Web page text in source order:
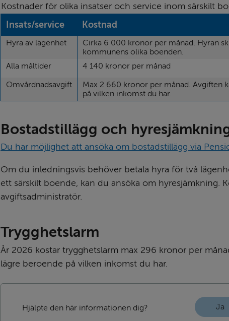
Kostnader för olika insatser och service inom särskilt
Insats/service
Kostnad
Hyra av lägenhet
Cirka 6 000 kronor per månad. Hyran
kommunens olika boenden.
Alla måltider
4 140 kronor per månad
Omvårdnadsavgift
Max 2 660 kronor per månad. Avgiften
på vilken inkomst du har.
Bostadstillägg och
Du har möjlighet att ansöka om bostadstillägg via
Om du inledningsvis behöver betala hyra för två
ett särskilt boende, kan du ansöka om hyresjämkning.
avgifts­administratör.
Trygghetslarm
År 2026 kostar trygghetslarm max 296 kronor per
lägre beroende på vilken inkomst du har.
Hjälpte den här informationen dig? Ja